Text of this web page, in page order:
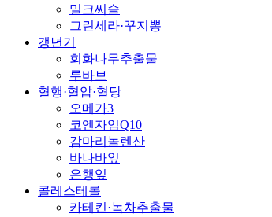
밀크씨슬
그린세라·꾸지뽕
갱년기
회화나무추출물
루바브
혈행·혈압·혈당
오메가3
코엔자임Q10
감마리놀렌산
바나바잎
은행잎
콜레스테롤
카테킨·녹차추출물